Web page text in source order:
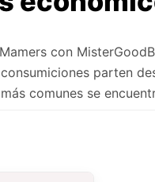
con
parten
comunes se